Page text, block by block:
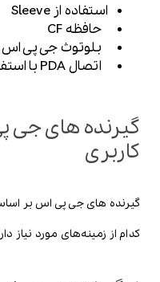
استفاده از Sleeve
حافظه CF
بلوتوث جی پی اس
اتصال PDA با استفاده از کابل
گیرنده های جی
کاربری
گیرنده های جی پی اس بر
کدام از زمینه‌های مورد نیاز